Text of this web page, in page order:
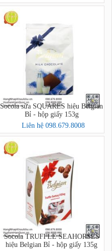
Socola sữa SQUARES hiệu Belgian
Bỉ - hộp giấy 153g
Liên hệ 098.679.8008
Socola TRUFFLE SEAHORSES
hiệu Belgian Bỉ - hộp giấy 135g